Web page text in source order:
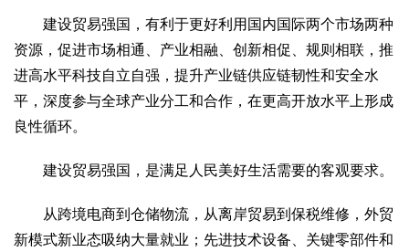
建设贸易强国，有利于更好利用国内国际两个市场两种
资源，促进市场相通、产业相融、创新相促、规则相联，推
进高水平科技自立自强，提升产业链供应链韧性和安全水
平，深度参与全球产业分工和合作，在更高开放水平上形成
良性循环。
建设贸易强国，是满足人民美好生活需要的客观要求。
从跨境电商到仓储物流，从离岸贸易到保税维修，外贸
新模式新业态吸纳大量就业；先进技术设备、关键零部件和